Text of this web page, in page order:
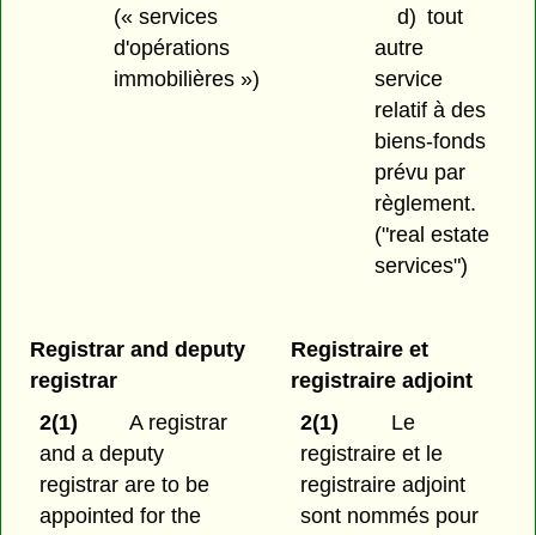
(« services
d'opérations
immobilières »)
d) tout
autre
service
relatif à des
biens-fonds
prévu par
règlement.
("real estate
services")
Registrar and deputy
registrar
2(1)
A registrar
and a deputy
registrar are to be
appointed for the
Registraire et
registraire adjoint
2(1)
Le
registraire et le
registraire adjoint
sont nommés pour